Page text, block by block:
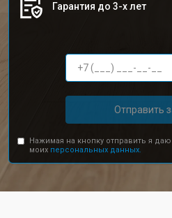
Гарантия до 3-х лет
Отправить
Нажимая на кнопку отправить я
моих персональных данных.